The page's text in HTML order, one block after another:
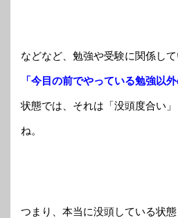
などなど、勉強や受験に関係して
「今目の前でやっている勉強以外
状態では、それは「没頭度合い
ね。
つまり、本当に没頭している状態